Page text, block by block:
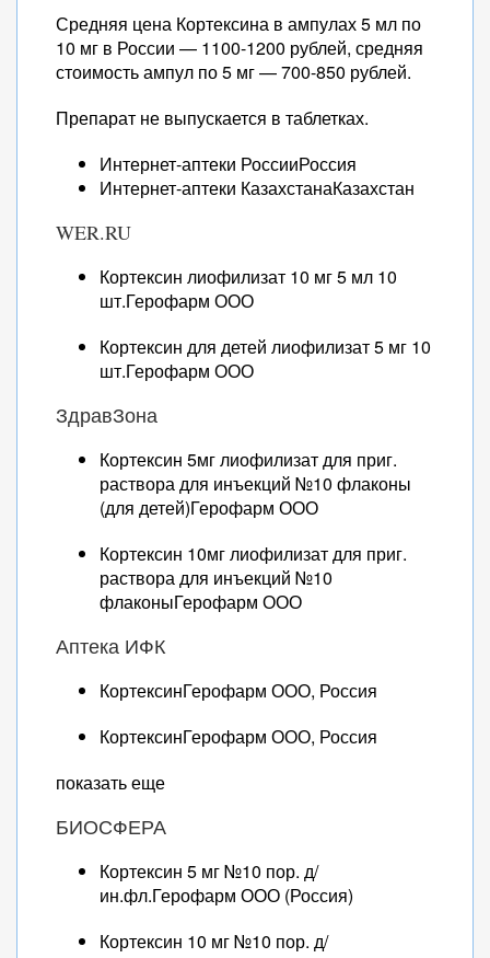
Средняя цена Кортексина в ампулах 5 мл по
10 мг в России — 1100-1200 рублей, средняя
стоимость ампул по 5 мг — 700-850 рублей.
Препарат не выпускается в таблетках.
Интернет-аптеки РоссииРоссия
Интернет-аптеки КазахстанаКазахстан
WER.RU
Кортексин лиофилизат 10 мг 5 мл 10
шт.Герофарм ООО
Кортексин для детей лиофилизат 5 мг 10
шт.Герофарм ООО
ЗдравЗона
Кортексин 5мг лиофилизат для приг.
раствора для инъекций №10 флаконы
(для детей)Герофарм ООО
Кортексин 10мг лиофилизат для приг.
раствора для инъекций №10
флаконыГерофарм ООО
Аптека ИФК
КортексинГерофарм ООО, Россия
КортексинГерофарм ООО, Россия
показать еще
БИОСФЕРА
Кортексин 5 мг №10 пор. д/
ин.фл.Герофарм ООО (Россия)
Кортексин 10 мг №10 пор. д/